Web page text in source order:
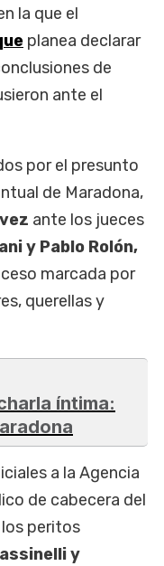
la que el
planea declarar
de
ante el
por el presunto
de Maradona,
ante los jueces
y Pablo Rolón,
marcada por
querellas y
íntima:
a la Agencia
de cabecera del
los peritos
y